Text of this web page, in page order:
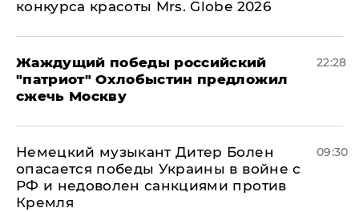
конкурса красоты Mrs. Globe 2026
Жаждущий победы российский
"патриот" Охлобыстин предложил
сжечь Москву
22:28
Немецкий музыкант Дитер Болен
опасается победы Украины в войне с
РФ и недоволен санкциями против
Кремля
09:30